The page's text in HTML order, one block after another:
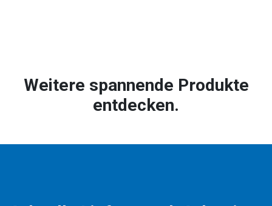
Weitere spannende Produkte
entdecken.